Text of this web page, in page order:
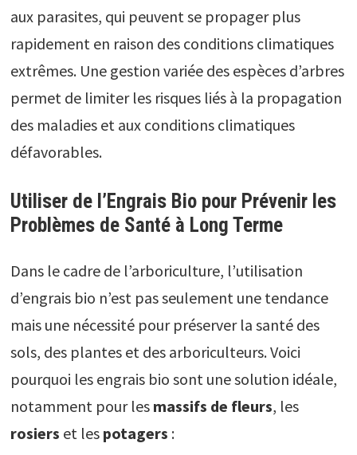
aux parasites, qui peuvent se propager plus
rapidement en raison des conditions climatiques
extrêmes. Une gestion variée des espèces d’arbres
permet de limiter les risques liés à la propagation
des maladies et aux conditions climatiques
défavorables.
Utiliser de l’Engrais Bio pour Prévenir les
Problèmes de Santé à Long Terme
Dans le cadre de l’arboriculture, l’utilisation
d’engrais bio n’est pas seulement une tendance
mais une nécessité pour préserver la santé des
sols, des plantes et des arboriculteurs. Voici
pourquoi les engrais bio sont une solution idéale,
notamment pour les massifs de fleurs, les
rosiers et les potagers :